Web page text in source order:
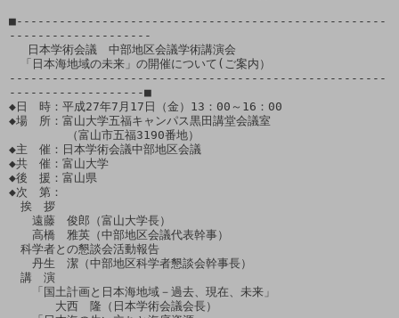
■----------------------------------------------------
--------------------
日本学術会議　中部地区会議学術講演会
「日本海地域の未来」の開催について(ご案内）
-----------------------------------------------------
-------------------■
◆日　時：平成27年7月17日（金）13：00～16：00
◆場　所：富山大学五福キャンパス黒田講堂会議室
（富山市五福3190番地）
◆主　催：日本学術会議中部地区会議
◆共　催：富山大学
◆後　援：富山県
◆次　第：
挨　拶
遠藤　俊郎（富山大学長）
高橋　雅英（中部地区会議代表幹事）
科学者との懇談会活動報告
丹生　潔（中部地区科学者懇談会幹事長）
講　演
「国土計画と日本海地域－過去、現在、未来」
大西　隆（日本学術会議会長）